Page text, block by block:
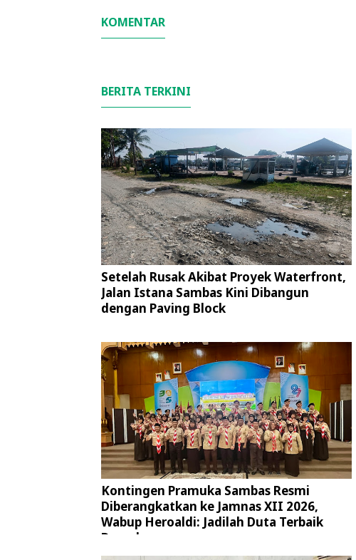
KOMENTAR
BERITA TERKINI
Setelah Rusak Akibat Proyek Waterfront,
Jalan Istana Sambas Kini Dibangun
dengan Paving Block
Kontingen Pramuka Sambas Resmi
Diberangkatkan ke Jamnas XII 2026,
Wabup Heroaldi: Jadilah Duta Terbaik
Daerah